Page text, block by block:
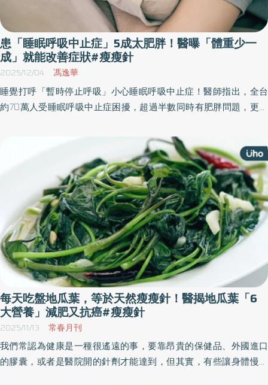
文名：熱磁減脂)，已從傳統體雕醫美跨足功能醫學領域，以增肌減
脂、改善代謝實證，成為面對肌少症與代謝症候群的重要選項。(台
灣比特樂提供) 肌肉一旦不足，代謝就會崩盤。陳君琳醫師指出：
「肌肉是人體最大、 也最安全的葡萄糖儲存器官，健康的目標是打
造如『菲力牛排』般緊實、低脂的肌肉。她說明，當肌肉量不足、
無法有效消耗能量時，多餘熱量會轉化為脂肪堆積在肝臟、心臟與
腹腔等部位，形成「異位性脂肪」，是引發三高、糖尿病與脂肪肝
的重要根源。針對流行的快速減重或 GLP-1 減重潮，她提出更嚴重
眠節能模式，出現代謝下降、掉髮、情緒低落，甚至復胖更兇。她
同步強調 Emsculpt NEO 的臨床價值不僅在體態，而是代謝健康。
「鬆軟的肌肉會讓代謝受困。 Emsculpt NEO 能把肌肉重新鍛鍊回精
實、有力的狀態，這才是真正的健康。」 曾任外科與急重症十年的
鄭黃中宇醫師，以臨床角度提出更直接的 警訊：「肌力要定期定額
投資，才能保命不臥床」，急診室最怕的不是骨折，而是摔斷股頸
俗稱(髖部)。那往往是臥床、感染、衰弱連鎖反應的起點。」他指
出，肌肉流失是老化過程中必須嚴肅看待的現象之一，它會直接影
響身體功能性與生活品質。雖然在三十至四十歲之間僅會出現輕微
且緩慢的流失，但一旦邁入四十歲後，流失速度便會開始加快，甚
至在五、六十歲後出現明顯的斷崖式下滑。「肌肉不能等到掉光了
才想補，肌金儲值必須像退休金一樣進行長期投資、定期定額。」
鄭醫師建議將運動與 Emsculpt NEO 的增肌訓練搭配使用，建立可維
持的肌力基礎，以支撐未來的行動力、平衡力與代謝功能。
Emsculpt NEO 的效益不僅限於醫療院所與體態管理。其作為「肌肉
患「睡眠呼吸中止症」5成太肥胖！醫曝「體重少一
成」就能改善症狀#瘦瘦針
2025/12/04 馮逸華
睡覺打呼「暫時停止呼吸」小心睡眠呼吸中止症！醫師指出，全台
約70萬人受睡眠呼吸中止症困擾，超過半數同時有肥胖問題，更增
止次數即可減少2～3成，呼籲患者可透過減重藥物搭配正確飲食、
每天吃盤地瓜葉，等於天然瘦瘦針！醫揭地瓜葉「6
大營養」減肥又抗癌#瘦瘦針
2025/11/13 常春月刊
我們常認為健康是一種很遙遠的事，要靠昂貴的保健品、外國進口
的膠囊，或者是醫院開的針劑才能達到，但其實，有些讓身體慢慢